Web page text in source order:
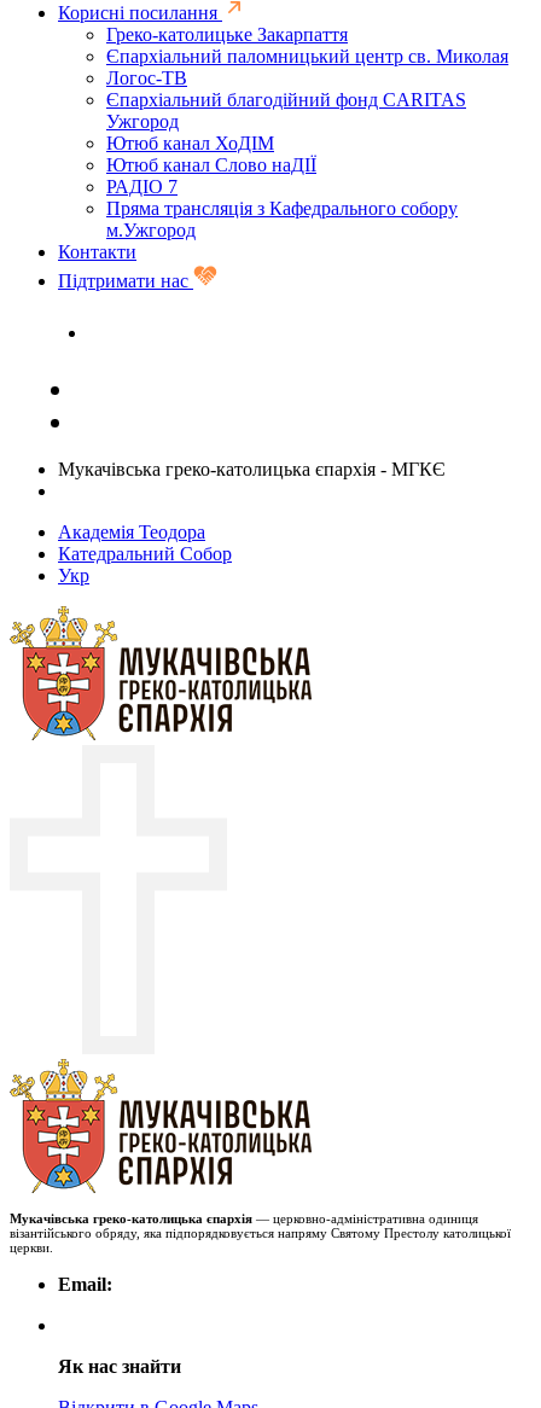
Корисні посилання
Греко-католицьке Закарпаття
Єпархіальний паломницький центр св. Миколая
Логос-ТВ
Єпархіальний благодійний фонд CARITAS
Ужгород
Ютюб канал ХоДІМ
Ютюб канал Слово наДІЇ
РАДІО 7
Пряма трансляція з Кафедрального собору
м.Ужгород
Контакти
Підтримати нас
Мукачівська греко-католицька єпархія - МГКЄ
Академія Теодора
Катедральний Собор
Укр
Мукачівська греко-католицька єпархія — церковно-адміністративна одиниця
візантійського обряду, яка підпорядковується напряму Святому Престолу католицької
церкви.
Email:
Як нас знайти